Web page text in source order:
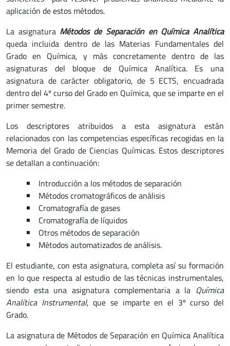
aplicación de estos métodos.
La asignatura Métodos de Separación en Química Analítica
queda incluida dentro de las Materias Fundamentales del
Grado en Química, y más concretamente dentro de las
asignaturas del bloque de Química Analítica. Es una
asignatura de carácter obligatorio, de 5 ECTS, encuadrada
dentro del 4º curso del Grado en Química, que se imparte en el
primer semestre.
Los descriptores atribuidos a esta asignatura están
relacionados con las competencias específicas recogidas en la
Memoria del Grado de Ciencias Químicas. Estos descriptores
se detallan a continuación:
Introducción a los métodos de separación
Métodos cromatográficos de análisis
Cromatografía de gases
Cromatografía de líquidos
Otros métodos de separación
Métodos automatizados de análisis.
El estudiante, con esta asignatura, completa así su formación
en lo que respecta al estudio de las técnicas instrumentales,
siendo esta una asignatura complementaria a la Química
Analítica Instrumental, que se imparte en el 3º curso del
Grado.
La asignatura de Métodos de Separación en Química Analítica